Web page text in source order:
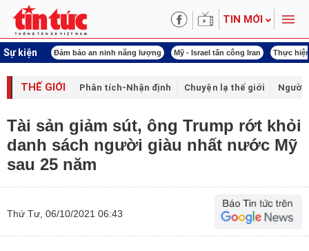
TIN MỚI
Sự kiện
XVI Đảm bảo an ninh năng lượng Mỹ - Israel tấn công Iran Thực hiện
THẾ GIỚI Phân tích-Nhận định Chuyện lạ thế giới Người
Tài sản giảm sút, ông Trump rớt khỏi
danh sách người giàu nhất nước Mỹ
sau 25 năm
Thứ Tư, 06/10/2021 06:43